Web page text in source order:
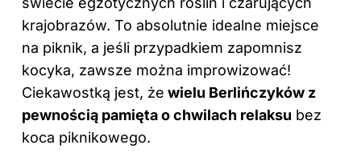
krajobrazów. To absolutnie idealne miejsce
na piknik, a jeśli przypadkiem zapomnisz
kocyka, zawsze można improwizować!
Ciekawostką jest, że wielu Berlińczyków z
pewnością pamięta o chwilach relaksu bez
koca piknikowego.